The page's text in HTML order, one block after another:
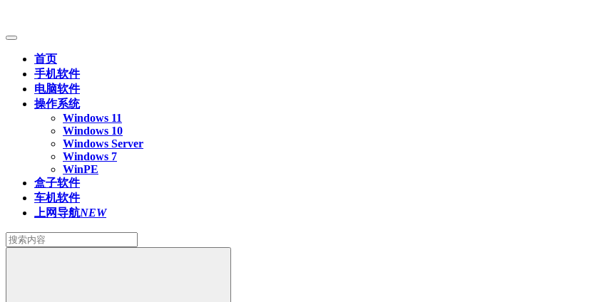
首页
手机软件
电脑软件
操作系统
Windows 11
Windows 10
Windows Server
Windows 7
WinPE
盒子软件
车机软件
上网导航NEW